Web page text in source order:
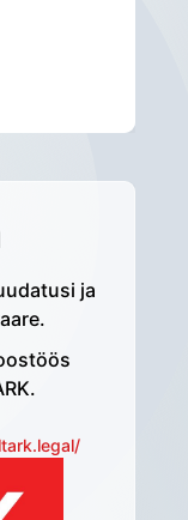
ja
tark.legal/